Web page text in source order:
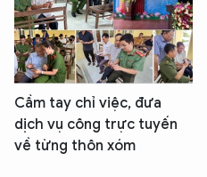
Cầm tay chỉ việc, đưa
dịch vụ công trực tuyến
về từng thôn xóm